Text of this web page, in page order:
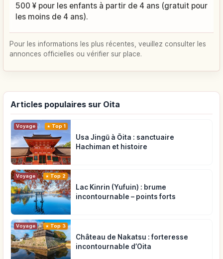
500 ¥ pour les enfants à partir de 4 ans (gratuit pour
les moins de 4 ans).
Pour les informations les plus récentes, veuillez consulter les
annonces officielles ou vérifier sur place.
Articles populaires sur Oita
Voyage Top 1
Usa Jingū à Ōita : sanctuaire
Hachiman et histoire
Voyage Top 2
Lac Kinrin (Yufuin) : brume
incontournable – points forts
Voyage Top 3
Château de Nakatsu : forteresse
incontournable d’Oita